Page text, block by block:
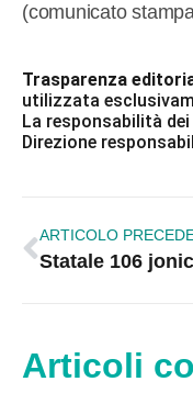
(comunicato
Trasparenza
utilizzata
La responsabilità
Direzione
Articoli